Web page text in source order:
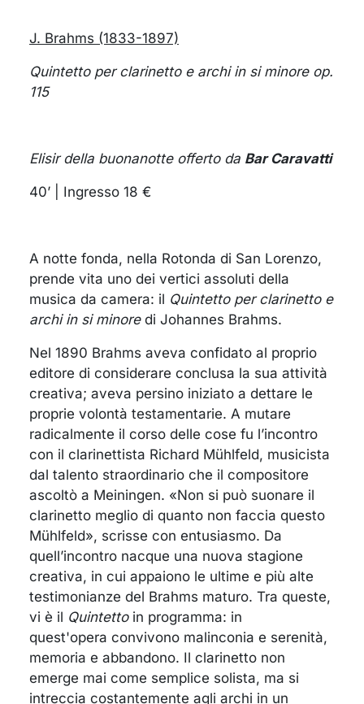
J. Brahms (1833-1897)
Quintetto per clarinetto e archi in si minore op.
115
Elisir della buonanotte offerto da Bar Caravatti
40’ | Ingresso 18 €
A notte fonda, nella Rotonda di San Lorenzo,
prende vita uno dei vertici assoluti della
musica da camera: il Quintetto per clarinetto e
archi in si minoredi Johannes Brahms.
Nel 1890 Brahms aveva confidato al proprio
editore di considerare conclusa la sua attività
creativa; aveva persino iniziato a dettare le
proprie volontà testamentarie. A mutare
radicalmente il corso delle cose fu l’incontro
con il clarinettista Richard Mühlfeld, musicista
dal talento straordinario che il compositore
ascoltò a Meiningen. «Non si può suonare il
clarinetto meglio di quanto non faccia questo
Mühlfeld», scrisse con entusiasmo. Da
quell’incontro nacque una nuova stagione
creativa, in cui appaiono le ultime e più alte
testimonianze del Brahms maturo. Tra queste,
vi è il Quintetto in programma: in
quest'opera convivono malinconia e serenità,
memoria e abbandono. Il clarinetto non
emerge mai come semplice solista, ma si
intreccia costantemente agli archi in un